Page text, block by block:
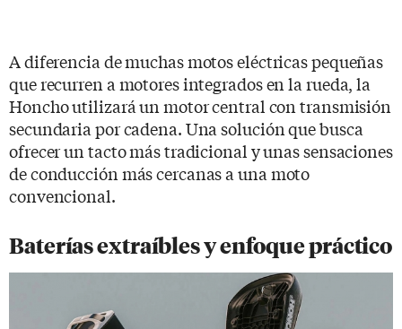
A diferencia de muchas motos eléctricas pequeñas
que recurren a motores integrados en la rueda, la
Honcho utilizará un motor central con transmisión
secundaria por cadena. Una solución que busca
ofrecer un tacto más tradicional y unas sensaciones
de conducción más cercanas a una moto
convencional.
Baterías extraíbles y enfoque práctico